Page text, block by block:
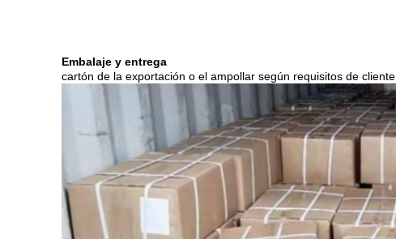
Embalaje y entrega
cartón de la exportación o el ampollar según requisitos de cliente